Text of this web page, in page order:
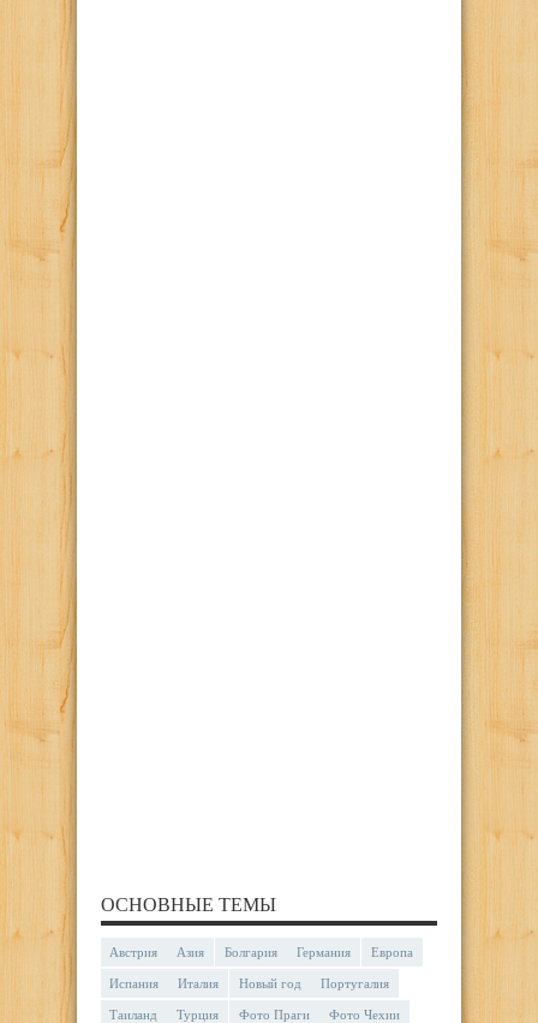
ОСНОВНЫЕ ТЕМЫ
Австрия Азия Болгария Германия Европа
Испания Италия Новый год Португалия
Таиланд Турция Фото Праги Фото Чехии